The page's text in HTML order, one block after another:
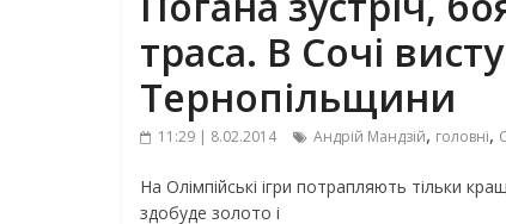
траса. В Сочі
Тернопільщини
11:29 | 8.02.2014 Андрій Мандзій, головні,
На Олімпійські ігри потрапляють тільки
здобуде золото і